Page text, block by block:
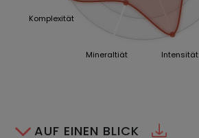
Intensität
Mineraltiät
Komplexität
AUF EINEN BLICK